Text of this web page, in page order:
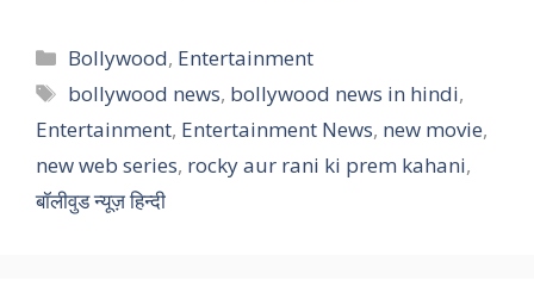
Categories
Bollywood, Entertainment
Tags
bollywood news, bollywood news in hindi,
Entertainment, Entertainment News, new movie,
new web series, rocky aur rani ki prem kahani,
बॉलीवुड न्यूज़ हिन्दी